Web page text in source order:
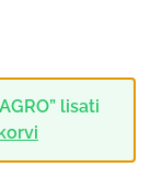
lisati